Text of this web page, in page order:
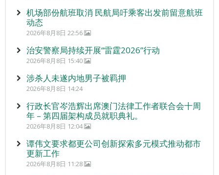
机场部份航班取消 民航局吁乘客出发前留意航班
动态
2026年8月8日 22:56
治安警察局持续开展“雷霆2026”行动
2026年8月8日 15:40
涉杀人未遂内地男子被羁押
2026年8月8日 14:24
行政长官岑浩辉出席澳门法律工作者联合会十周
年 – 第四届架构成员就职典礼。
2026年8月8日 12:04
谭伟文要求都更公司创新探索多元模式推动都市
更新工作
2026年8月8日 11:28